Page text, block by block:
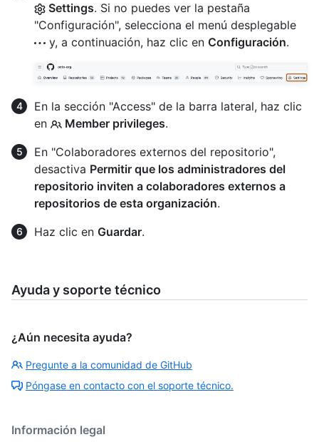
Settings. Si no puedes ver la pestaña
"Configuración", selecciona el menú desplegable
y, a continuación, haz clic en Configuración.
En la sección "Access" de la barra lateral, haz clic
en
Member privileges.
En "Colaboradores externos del repositorio",
desactiva Permitir que los administradores del
repositorio inviten a colaboradores externos a
repositorios de esta organización.
Haz clic en Guardar.
Ayuda y soporte técnico
¿Aún necesita ayuda?
Pregunte a la comunidad de GitHub
Póngase en contacto con el soporte técnico.
Información legal